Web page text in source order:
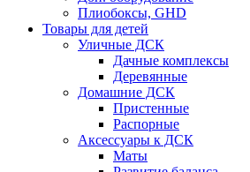
Плиобоксы, GHD
Товары для детей
Уличные ДСК
Дачные комплексы
Деревянные
Домашние ДСК
Пристенные
Распорные
Аксесcуары к ДСК
Маты